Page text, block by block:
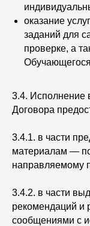
оказание
заданий для
проверке, а
3.4. Исполнение
Договора
3.4.1. в части
материалам —
направляемому
3.4.2. в части
рекомендаций и
сообщениями с